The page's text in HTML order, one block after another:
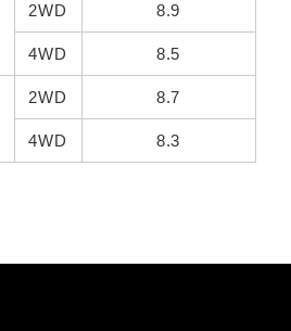
2WD 8.9
4WD 8.5
2WD 8.7
4WD 8.3